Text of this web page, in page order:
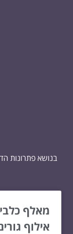
בנושא פתרונות
מאלף
אילוף